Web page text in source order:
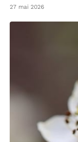
27 mai 2026